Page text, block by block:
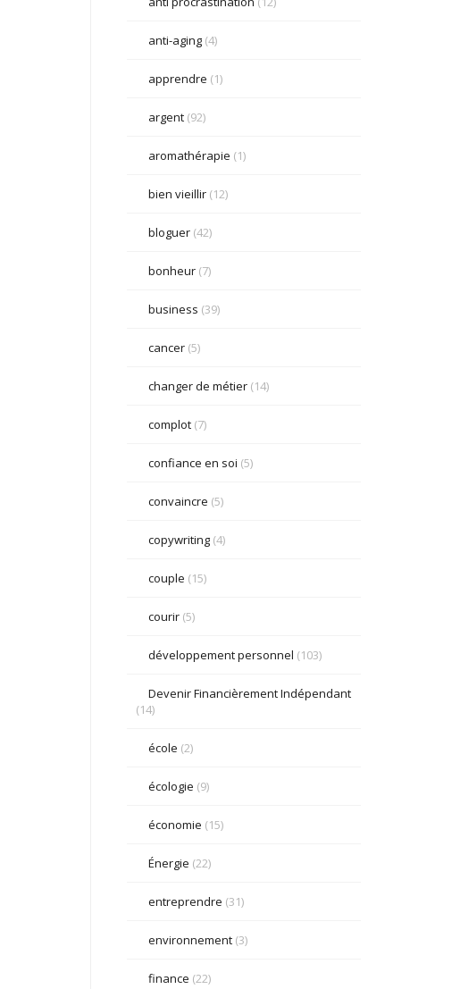
anti-aging(4)
apprendre (1)
argent(92)
aromathérapie (1)
bien vieillir(12)
bloguer(42)
bonheur(7)
business (39)
cancer(5)
changer de métier(14)
complot(7)
confiance en soi (5)
convaincre (5)
copywriting(4)
couple (15)
courir(5)
développement personnel (103)
Devenir Financièrement Indépendant
(14)
école (2)
écologie (9)
économie (15)
Énergie (22)
entreprendre (31)
environnement(3)
finance (22)